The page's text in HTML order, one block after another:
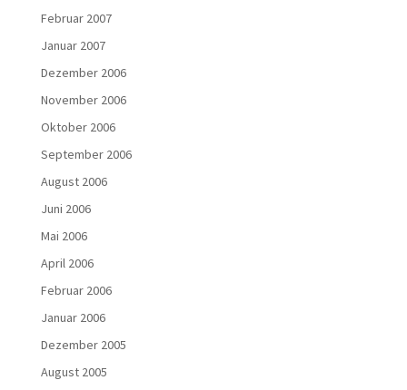
Februar 2007
Januar 2007
Dezember 2006
November 2006
Oktober 2006
September 2006
August 2006
Juni 2006
Mai 2006
April 2006
Februar 2006
Januar 2006
Dezember 2005
August 2005